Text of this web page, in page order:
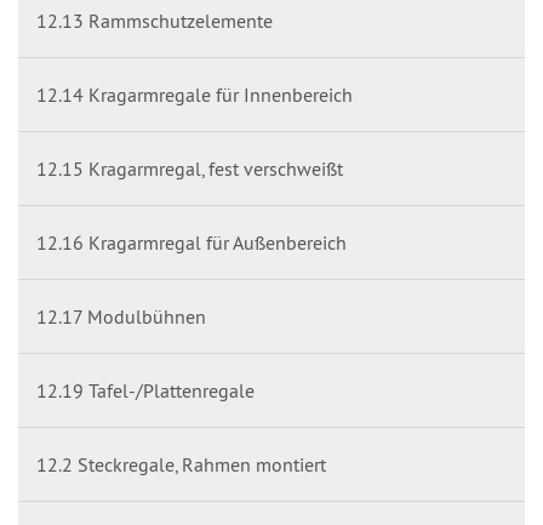
12.13 Rammschutzelemente
12.14 Kragarmregale für Innenbereich
12.15 Kragarmregal, fest verschweißt
12.16 Kragarmregal für Außenbereich
12.17 Modulbühnen
12.19 Tafel-/Plattenregale
12.2 Steckregale, Rahmen montiert